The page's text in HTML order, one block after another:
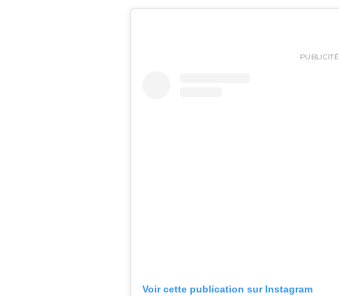
PUBLICITÉ
Voir cette publication sur Instagram